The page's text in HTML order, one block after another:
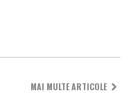
MAI MULTE ARTICOLE